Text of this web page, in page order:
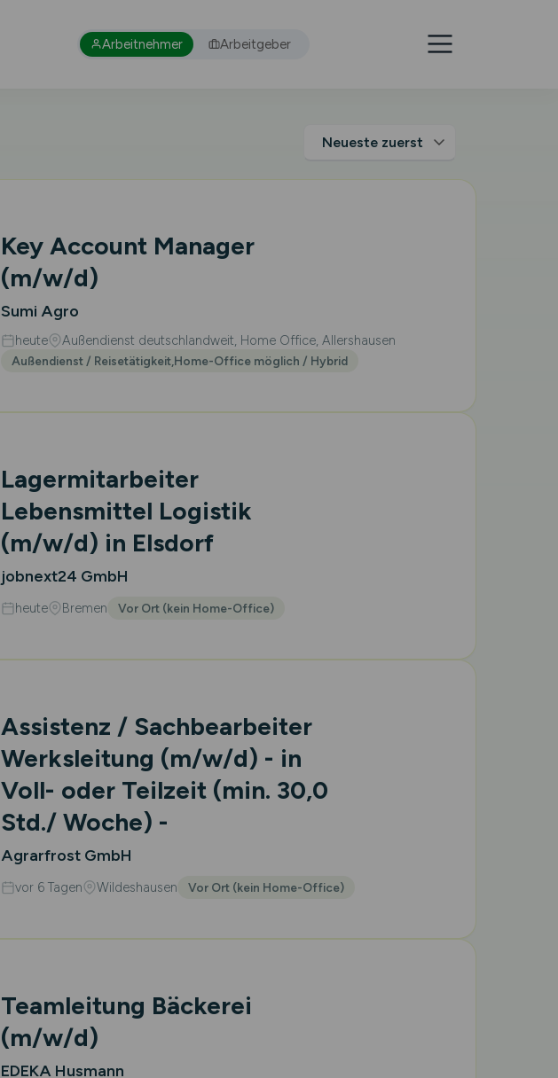
Arbeitnehmer Arbeitgeber
Key Account Manager
(m/w/d)
Sumi Agro
heute Außendienst deutschlandweit, Home Office, Allershausen
Außendienst / Reisetätigkeit,Home-Office möglich / Hybrid
Lagermitarbeiter
Lebensmittel Logistik
(m/w/d) in Elsdorf
jobnext24 GmbH
heute Bremen Vor Ort (kein Home-Office)
Assistenz / Sachbearbeiter
Werksleitung (m/w/d) - in
Voll- oder Teilzeit (min. 30,0
Std./ Woche) -
Agrarfrost GmbH
vor 6 Tagen Wildeshausen Vor Ort (kein Home-Office)
Teamleitung Bäckerei
(m/w/d)
EDEKA Husmann